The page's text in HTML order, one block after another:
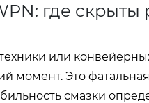
где
или
момент. Это
смазки